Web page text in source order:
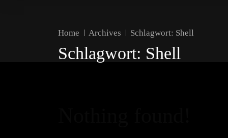
Home Archives Schlagwort: Shell
Schlagwort: Shell